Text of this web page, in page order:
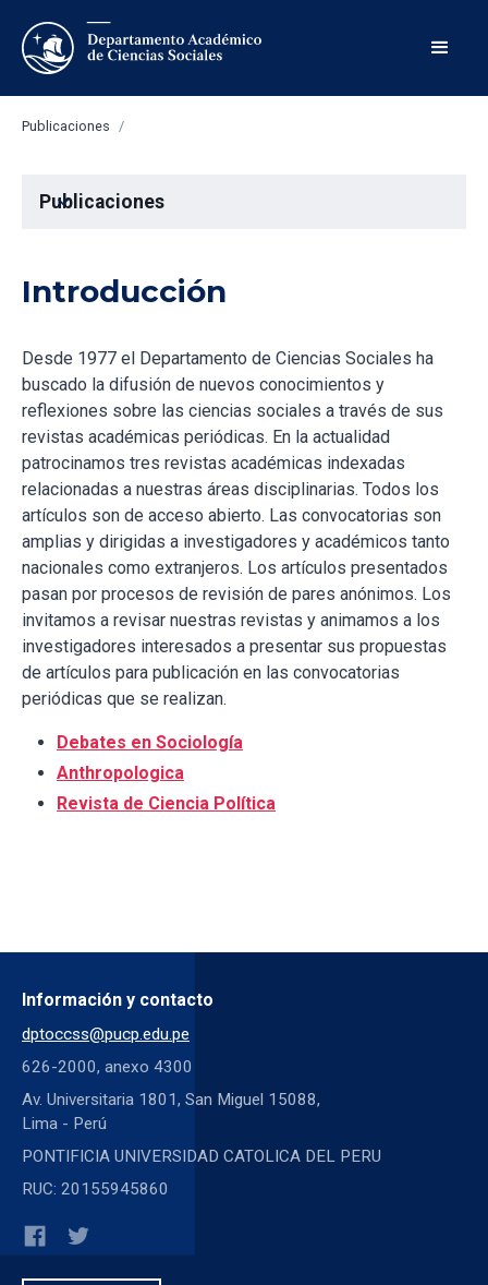
Publicaciones /
Publicaciones
expand_more
Introducción
Desde 1977 el Departamento de Ciencias Sociales ha
buscado la difusión de nuevos conocimientos y
reflexiones sobre las ciencias sociales a través de sus
revistas académicas periódicas. En la actualidad
patrocinamos tres revistas académicas indexadas
relacionadas a nuestras áreas disciplinarias. Todos los
artículos son de acceso abierto. Las convocatorias son
amplias y dirigidas a investigadores y académicos tanto
nacionales como extranjeros. Los artículos presentados
pasan por procesos de revisión de pares anónimos. Los
invitamos a revisar nuestras revistas y animamos a los
investigadores interesados a presentar sus propuestas
de artículos para publicación en las convocatorias
periódicas que se realizan.
Debates en Sociología
Anthropologica
Revista de Ciencia Política
Información y contacto
dptoccss@pucp.edu.pe
626-2000, anexo 4300
Av. Universitaria 1801, San Miguel 15088,
Lima - Perú
PONTIFICIA UNIVERSIDAD CATOLICA DEL PERU
RUC: 20155945860